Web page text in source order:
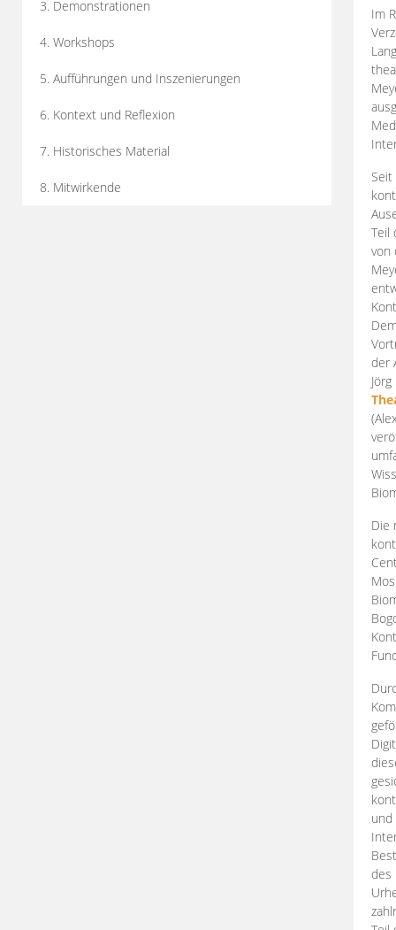
3. Demonstrationen
4. Workshops
5. Aufführungen und Inszenierungen
6. Kontext und Reflexion
7. Historisches Material
8. Mitwirkende
Im
Teil
von
der
Die
des